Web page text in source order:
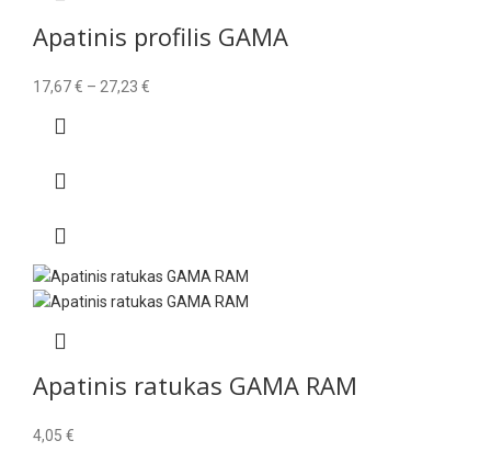
Apatinis profilis GAMA
17,67€ – 27,23 €
Apatinis ratukas GAMA RAM
4,05 €